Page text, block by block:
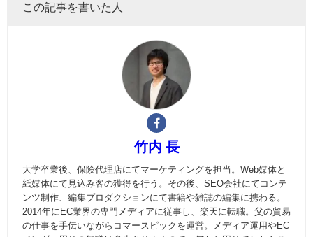
この記事を書いた人
竹内 長
大学卒業後、保険代理店にてマーケティングを担当。Web媒体と
紙媒体にて見込み客の獲得を行う。その後、SEO会社にてコンテ
ンツ制作、編集プロダクションにて書籍や雑誌の編集に携わる。
2014年にEC業界の専門メディアに従事し、楽天に転職。父の貿易
の仕事を手伝いながらコマースピックを運営。メディア運用やEC